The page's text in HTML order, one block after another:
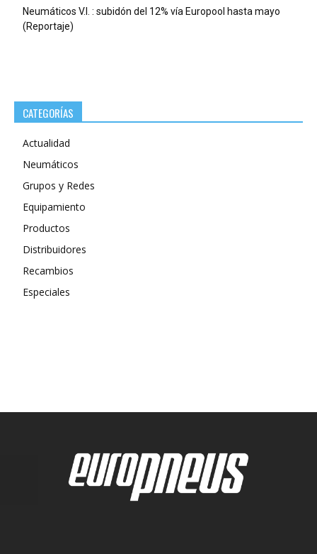
Neumáticos V.I. : subidón del 12% vía Europool hasta mayo
(Reportaje)
CATEGORÍAS
Actualidad
Neumáticos
Grupos y Redes
Equipamiento
Productos
Distribuidores
Recambios
Especiales